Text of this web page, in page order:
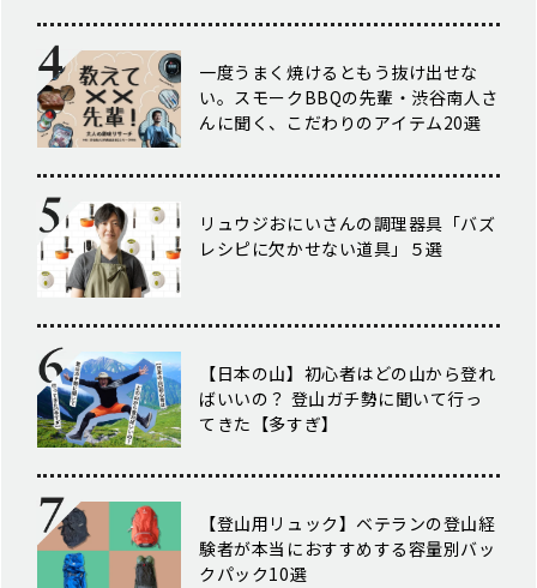
一度うまく焼けるともう抜け出せな
い。スモークBBQの先輩・渋谷南人さ
んに聞く、こだわりのアイテム20選
リュウジおにいさんの調理器具「バズ
レシピに欠かせない道具」５選
【日本の山】初心者はどの山から登れ
ばいいの？ 登山ガチ勢に聞いて行っ
てきた【多すぎ】
【登山用リュック】ベテランの登山経
験者が本当におすすめする容量別バッ
クパック10選